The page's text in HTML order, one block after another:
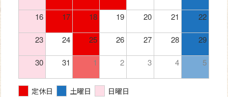
16 17 18 19 20 21 22
23 24 25 26 27 28 29
30 31 1 2 3 4 5
定休日 土曜日 日曜日